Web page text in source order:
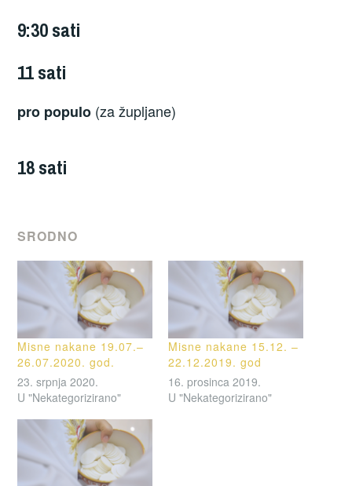
9:30 sati
11 sati
pro populo (za župljane)
18 sati
SRODNO
Misne nakane 19.07.–
26.07.2020. god.
23. srpnja 2020.
U "Nekategorizirano"
Misne nakane 15.12. –
22.12.2019. god
16. prosinca 2019.
U "Nekategorizirano"